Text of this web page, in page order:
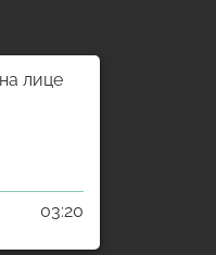
лице
03:20